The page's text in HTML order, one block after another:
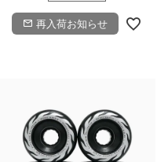
再入荷お知らせ